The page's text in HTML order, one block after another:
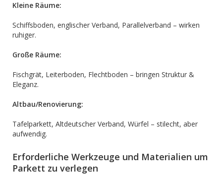
Kleine Räume:
Schiffsboden, englischer Verband, Parallelverband – wirken
ruhiger.
Große Räume:
Fischgrät, Leiterboden, Flechtboden – bringen Struktur &
Eleganz.
Altbau/Renovierung:
Tafelparkett, Altdeutscher Verband, Würfel – stilecht, aber
aufwendig.
Erforderliche Werkzeuge und Materialien um
Parkett zu verlegen